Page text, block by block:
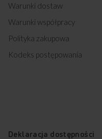
Warunki dostaw
Warunki współpracy
Polityka zakupowa
Kodeks postępowania
Deklaracja dostępności